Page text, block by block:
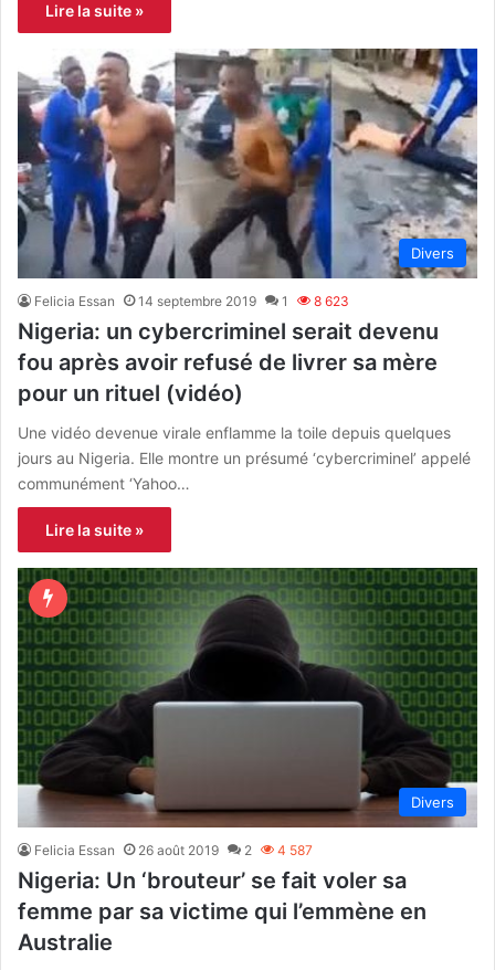
Lire la suite »
Divers
Felicia Essan 14 septembre 2019 1 8 623
Nigeria: un cybercriminel serait devenu
fou après avoir refusé de livrer sa mère
pour un rituel (vidéo)
Une vidéo devenue virale enflamme la toile depuis quelques
jours au Nigeria. Elle montre un présumé ‘cybercriminel’ appelé
communément ‘Yahoo…
Lire la suite »
Divers
Felicia Essan 26 août 2019 2 4 587
Nigeria: Un ‘brouteur’ se fait voler sa
femme par sa victime qui l’emmène en
Australie